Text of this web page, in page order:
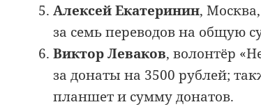
Алексей Екатеринин,
за семь переводов на общую
Виктор Леваков, волонтёр
за донаты на 3500 рублей;
планшет и сумму донатов.